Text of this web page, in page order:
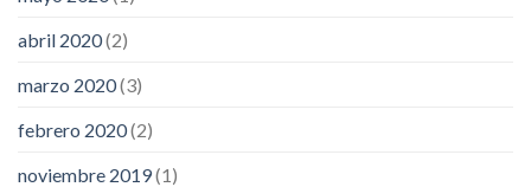
abril 2020(2)
marzo 2020(3)
febrero 2020(2)
noviembre 2019(1)